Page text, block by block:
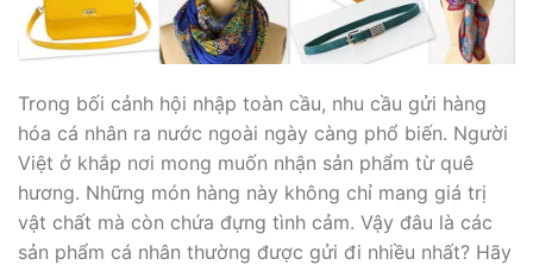
Trong bối cảnh hội nhập toàn cầu, nhu cầu gửi hàng
hóa cá nhân ra nước ngoài ngày càng phổ biến. Người
Việt ở khắp nơi mong muốn nhận sản phẩm từ quê
hương. Những món hàng này không chỉ mang giá trị
vật chất mà còn chứa đựng tình cảm. Vậy đâu là các
sản phẩm cá nhân thường được gửi đi nhiều nhất? Hãy